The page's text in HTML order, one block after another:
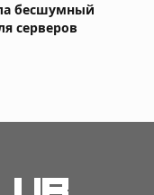
бесшумный
серверов